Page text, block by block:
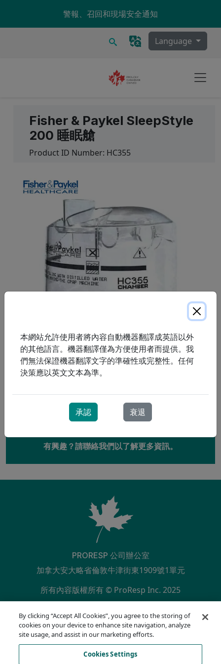
警報、召回和現場安全通知
搜尋 Language
Fisher & Paykel SleepStyle
200 睡眠艙
Product ID Number: HC355
可拆卸水箱，用於盛裝蒸餾水。配有可拆卸蓋子，方便清
有興趣？請聯絡我們以了解更多資訊。
PRORESP 公司辦公室
加拿大安大略省倫敦牛津街東1909號1單元
所有內容版權所有 © ProResp Inc. 2025
SECONDARY MENU
隱私權政策
合規熱線
使用條款
AODA
本網站允許使用者將內容自動機器翻譯成英語以外
的其他語言。機器翻譯僅為方便使用者而提供。我
們無法保證機器翻譯文字的準確性或完整性。任何
決策應以英文文本為準。
承認 衰退
By clicking “Accept All Cookies”, you agree to the storing of
cookies on your device to enhance site navigation, analyze
site usage, and assist in our marketing efforts.
Cookies Settings